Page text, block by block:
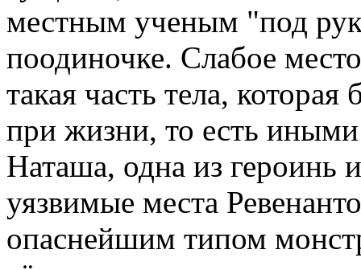
местным ученым "под
поодиночке. Слабое
такая часть тела,
при жизни, то есть
Наташа, одна из героинь
уязвимые места
опаснейшим типом